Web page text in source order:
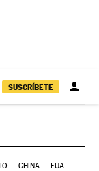
SUSCRÍBETE
CHINA EUA